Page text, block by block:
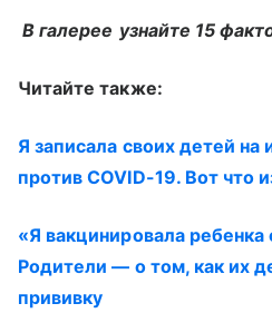
В галерее узнайте 15
Читайте также:
Я записала своих детей
против COVID-19. Вот что
«Я вакцинировала ребенка
Родители — о том, как их
прививку